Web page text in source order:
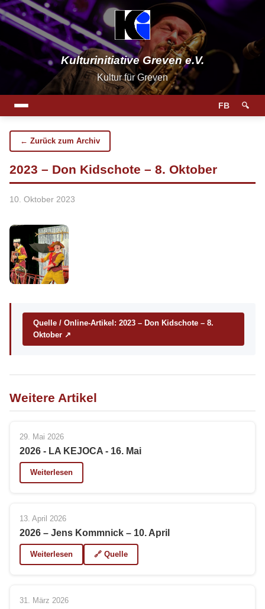
Kulturinitiative Greven e.V.
Kultur für Greven
FB 🔍
← Zurück zum Archiv
2023 – Don Kidschote – 8. Oktober
10. Oktober 2023
Quelle / Online-Artikel: 2023 – Don Kidschote – 8.
Oktober ↗
Weitere Artikel
29. Mai 2026
2026 - LA KEJOCA - 16. Mai
Weiterlesen
13. April 2026
2026 – Jens Kommnick – 10. April
Weiterlesen 🔗 Quelle
31. März 2026